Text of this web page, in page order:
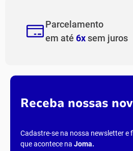
Parcelamento
em até 6xsem juros
Receba nossas
Cadastre-se na nossa newsletter e
que acontece na Joma.